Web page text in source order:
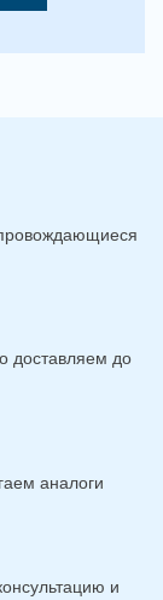
доставляем до
аналоги
и